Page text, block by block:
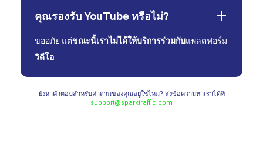
คุณรองรับ YouTube หรือไม่?
ขออภัย แต่ขณะนี้เราไม่ได้ให้บริการร่วมกับแพลตฟอร์ม
วิดีโอ
ยังหาคำตอบสำหรับคำถามของคุณอยู่ใช่ไหม? ส่งข้อความหาเราได้ที่
support@sparktraffic.com